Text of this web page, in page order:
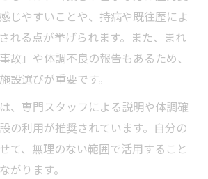
じやすいことや、持病や既往歴によ
れる点が挙げられます。また、まれ
故」や体調不良の報告もあるため、
設選びが重要です。
、専門スタッフによる説明や体調確
の利用が推奨されています。自分の
て、無理のない範囲で活用すること
がります。